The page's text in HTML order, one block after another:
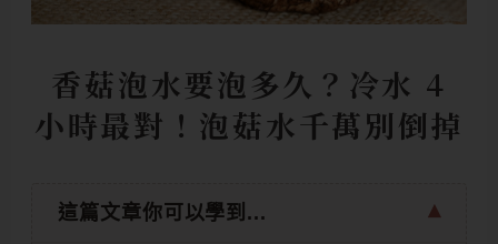
香菇泡水要泡多久？冷水 4
小時最對！泡菇水千萬別倒掉
這篇文章你可以學到...